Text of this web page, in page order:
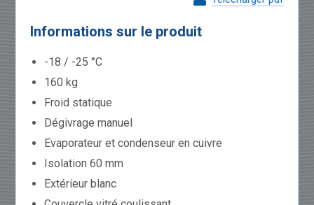
Informations sur le produit
-18 / -25 °C
160 kg
Froid statique
Dégivrage manuel
Evaporateur et condenseur en cuivre
Isolation 60 mm
Extérieur blanc